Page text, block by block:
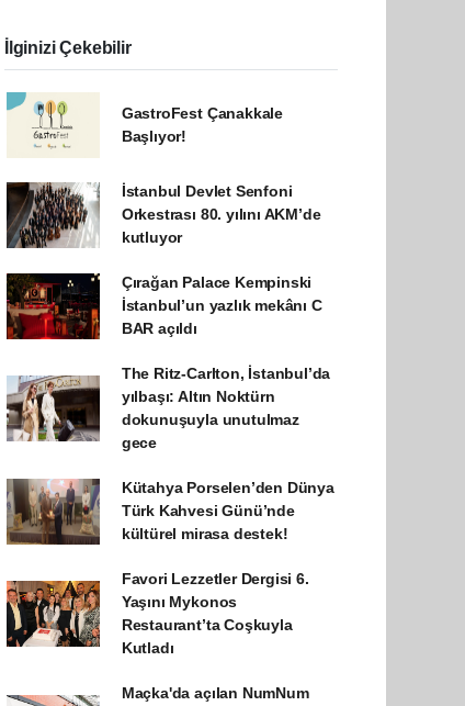
İlginizi Çekebilir
GastroFest Çanakkale
Başlıyor!
İstanbul Devlet Senfoni
Orkestrası 80. yılını AKM’de
kutluyor
Çırağan Palace Kempinski
İstanbul’un yazlık mekânı C
BAR açıldı
The Ritz-Carlton, İstanbul’da
yılbaşı: Altın Noktürn
dokunuşuyla unutulmaz
gece
Kütahya Porselen’den Dünya
Türk Kahvesi Günü’nde
kültürel mirasa destek!
Favori Lezzetler Dergisi 6.
Yaşını Mykonos
Restaurant’ta Coşkuyla
Kutladı
Maçka'da açılan NumNum